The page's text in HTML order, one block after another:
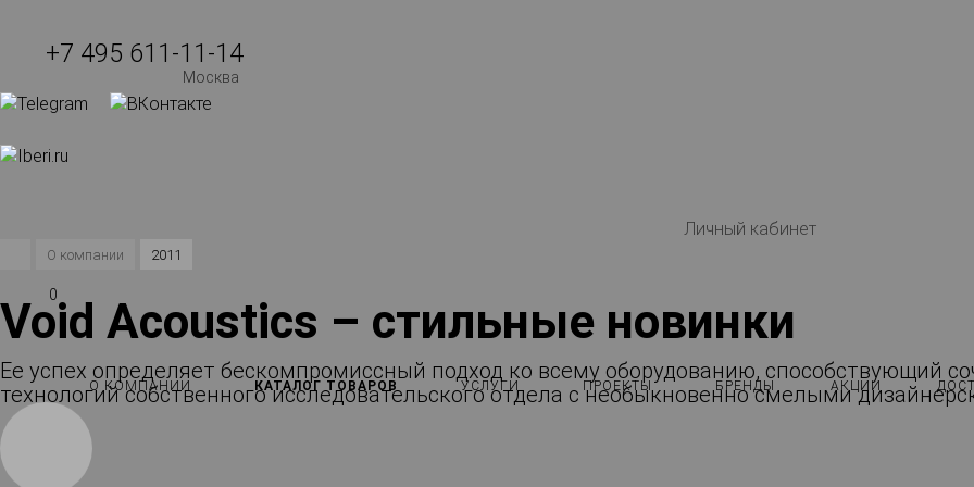
+7 495 611-11-14
Москва
Личный кабинет
0
О КОМПАНИИ КАТАЛОГ ТОВАРОВ УСЛУГИ ПРОЕКТЫ БРЕНДЫ АКЦИИ
О компании 2011
Void Acoustics – стильные новинки
Ее успех определяет бескомпромиссный подход ко всему оборудованию, способствующий
технологий собственного исследовательского отдела с необыкновенно смелыми